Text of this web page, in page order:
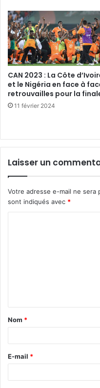
CAN 2023 : La Côte
et le Nigéria en face à
retrouvailles pour la
11 février 2024
Laisser un
Votre adresse e-mail ne sera
sont indiqués avec *
t
a
e
*
Nom *
E-mail *